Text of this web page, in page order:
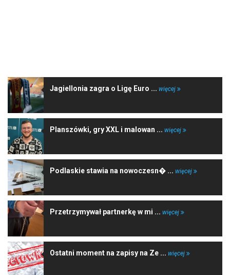
Jagiellonia zagra o Ligę Euro ... więcej
Planszówki, gry XXL i malowan ... więcej
Podlaskie stawia na nowoczesn� ... więcej
Przetrzymywał partnerkę w mi ... więcej
Ostatni moment na zapisy na Ze ... więcej